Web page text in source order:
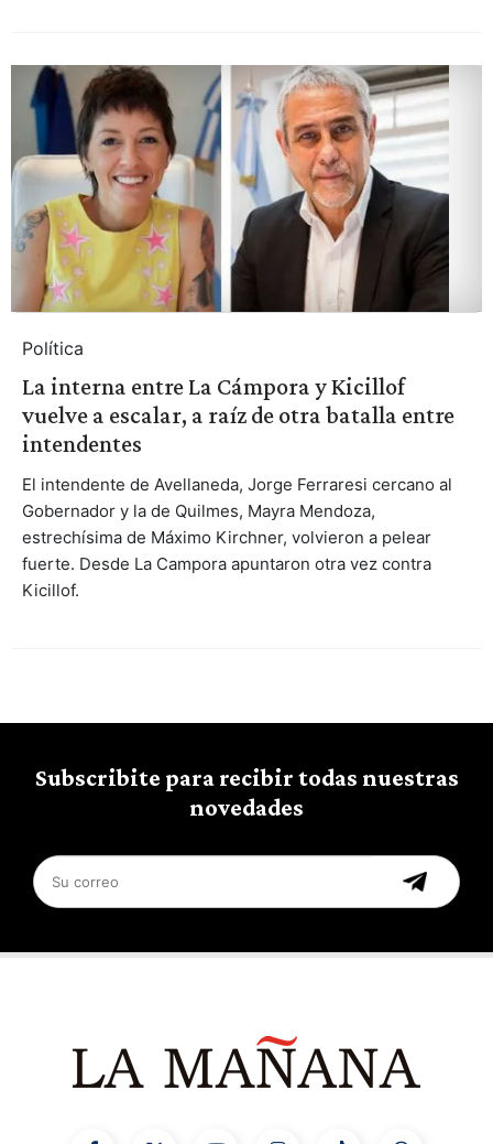
Política
La interna entre La Cámpora y Kicillof
vuelve a escalar, a raíz de otra batalla entre
intendentes
El intendente de Avellaneda, Jorge Ferraresi cercano al
Gobernador y la de Quilmes, Mayra Mendoza,
estrechísima de Máximo Kirchner, volvieron a pelear
fuerte. Desde La Campora apuntaron otra vez contra
Kicillof.
Subscribite para recibir todas nuestras
novedades